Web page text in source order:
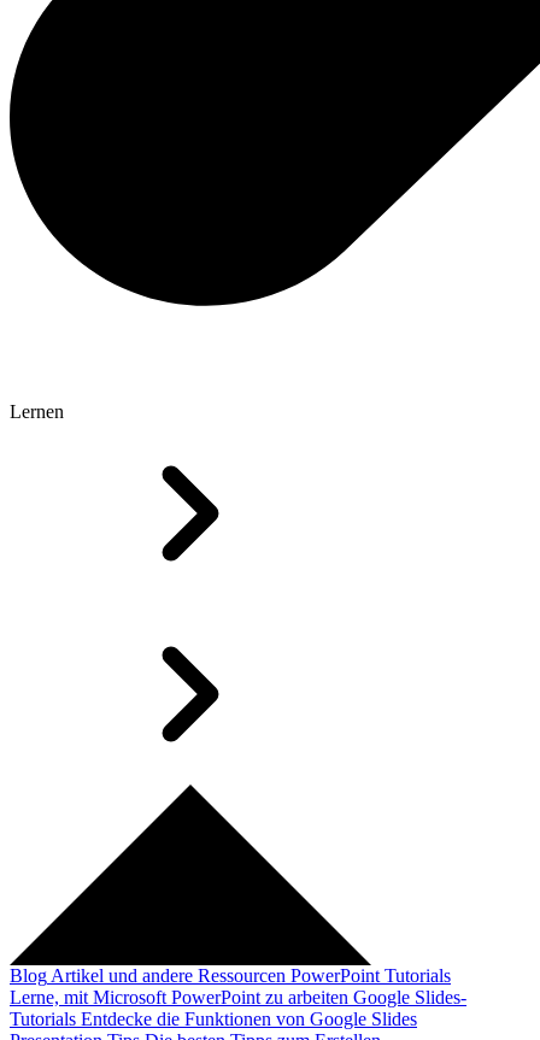
Lernen
Blog Artikel und andere Ressourcen PowerPoint Tutorials
Lerne, mit Microsoft PowerPoint zu arbeiten Google Slides-
Tutorials Entdecke die Funktionen von Google Slides